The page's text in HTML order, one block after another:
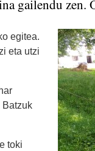
gailendu zen.
egitea.
eta utzi
Batzuk
toki